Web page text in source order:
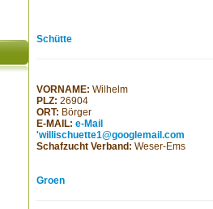
Schütte
VORNAME: Wilhelm
PLZ: 26904
ORT: Börger
E-MAIL: e-Mail
'willischuette1@googlemail.com
Schafzucht Verband: Weser-Ems
Groen